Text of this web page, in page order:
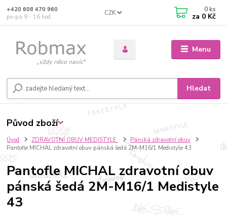
Menu
CZK
Hledat
+420 608 470 960
po-pá 9 - 16 hod.
0 ks
za 0 Kč
Úvod ZDRAVOTNÍ OBUV MEDISTYLE
Pánská zdravotní obuv
Pantofle MICHAL zdravotní obuv pánská šedá 2M-M16/1 Medistyle 43
Pantofle MICHAL zdravotní obuv
pánská šedá 2M-M16/1 Medistyle
43
Původ zboží